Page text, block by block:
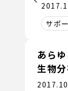
サポ
あら
生物
す